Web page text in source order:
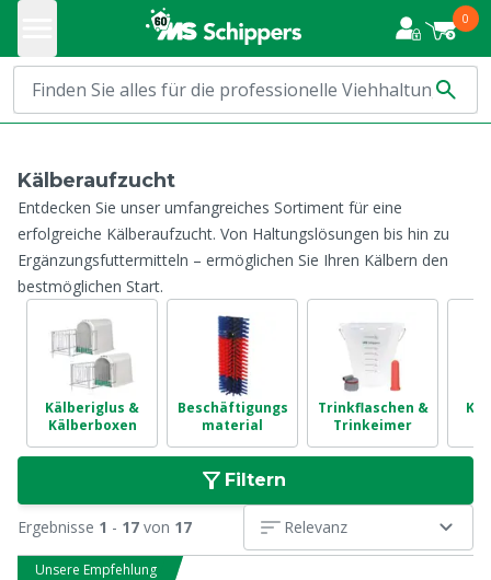
0
Kälberaufzucht
Entdecken Sie unser umfangreiches Sortiment für eine
erfolgreiche Kälberaufzucht. Von Haltungslösungen bis hin zu
Ergänzungsfuttermitteln – ermöglichen Sie Ihren Kälbern den
bestmöglichen Start.
Kälberiglus &
Kälberboxen
Beschäftigungs
material
Trinkflaschen &
Trinkeimer
Filtern
Ergebnisse 1 - 17 von 17 Relevanz
Unsere Empfehlung